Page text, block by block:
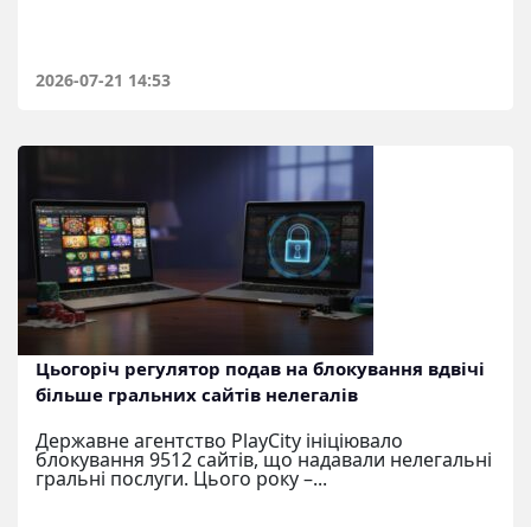
2026-07-21 14:53
Цьогоріч регулятор подав на блокування вдвічі
більше гральних сайтів нелегалів
Державне агентство PlayCity ініціювало
блокування 9512 сайтів, що надавали нелегальні
гральні послуги. Цього року –...